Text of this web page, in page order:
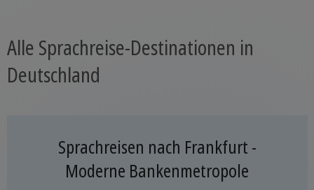
Alle Sprachreise-Destinationen in
Deutschland
Sprachreisen nach Frankfurt -
Moderne Bankenmetropole